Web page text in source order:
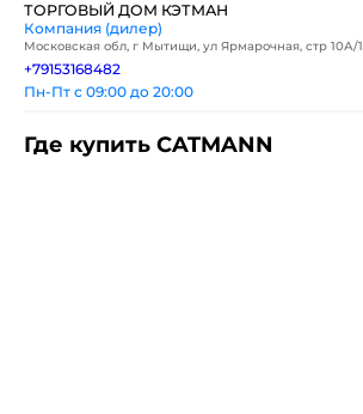
ТОРГОВЫЙ ДОМ КЭТМАН
Компания (дилер)
Московская обл, г Мытищи, ул Ярмарочная, стр 10А/1
+79153168482
Пн-Пт с 09:00 до 20:00
Где купить CATMANN